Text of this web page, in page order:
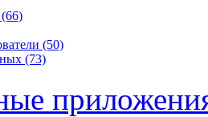
(66)
(50)
(73)